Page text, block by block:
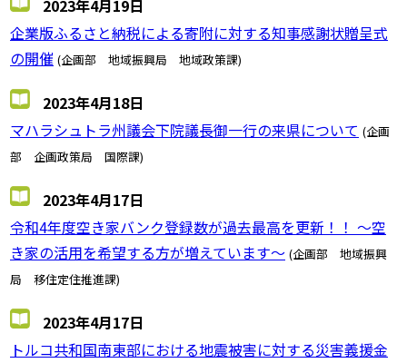
2023年4月19日
企業版ふるさと納税による寄附に対する知事感謝状贈呈式
の開催 (企画部 地域振興局 地域政策課)
2023年4月18日
マハラシュトラ州議会下院議長御一行の来県について (企画
部 企画政策局 国際課)
2023年4月17日
令和4年度空き家バンク登録数が過去最高を更新！！ ～空
き家の活用を希望する方が増えています～ (企画部 地域振興
局 移住定住推進課)
2023年4月17日
トルコ共和国南東部における地震被害に対する災害義援金